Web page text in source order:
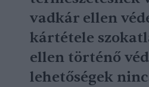
vadkár ellen
kártétele
ellen történő
lehetőségek